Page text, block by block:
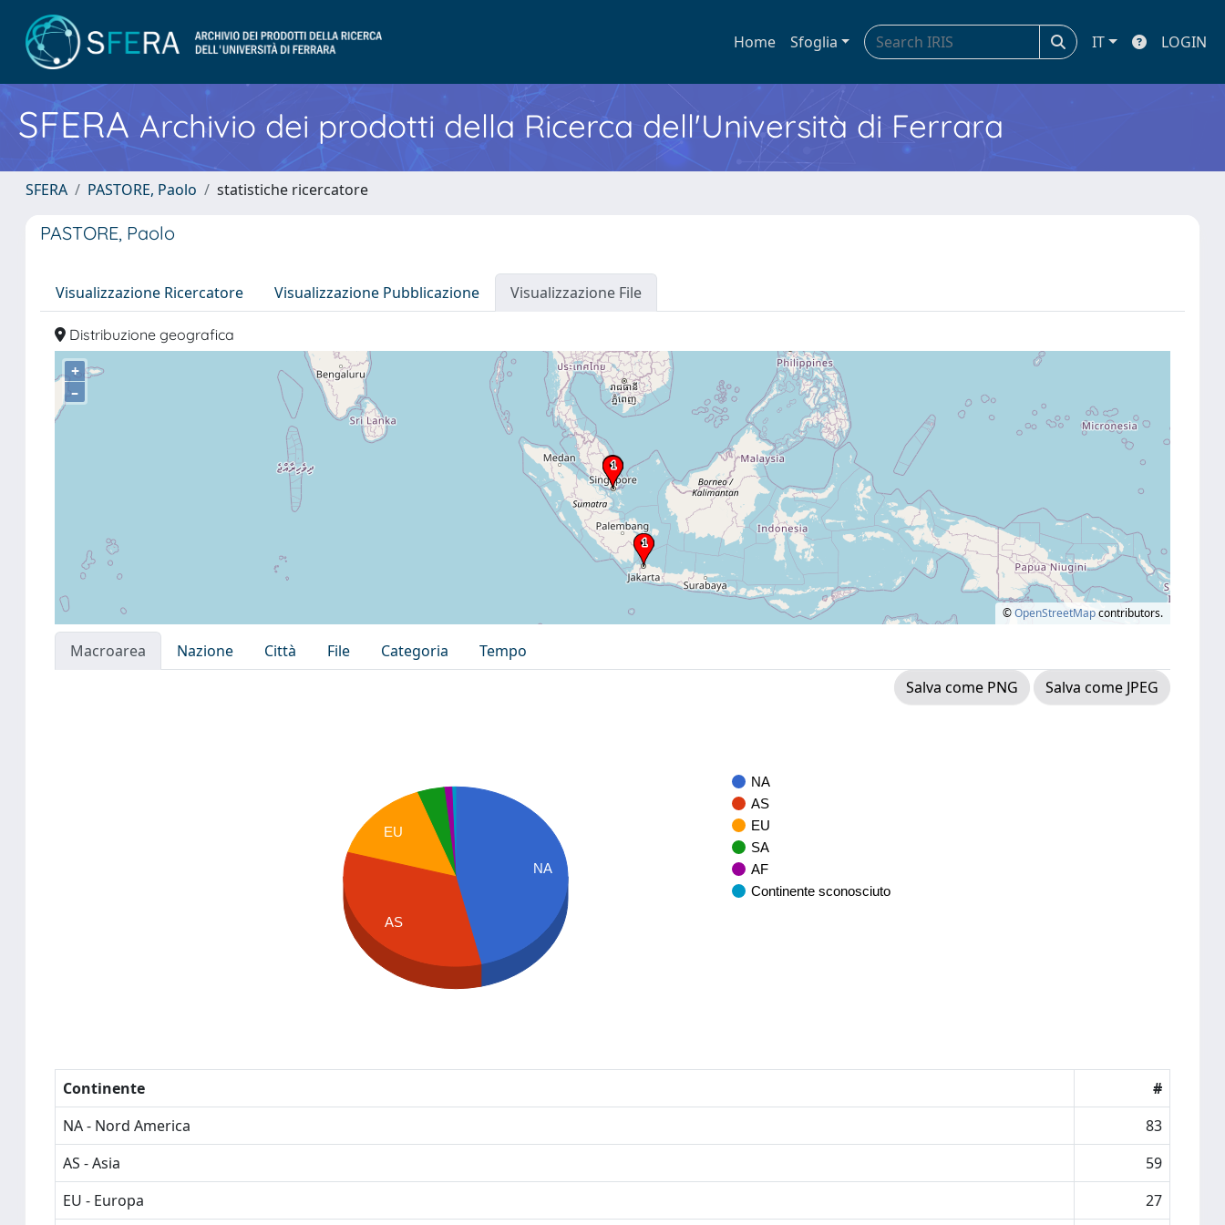
Home Sfoglia IT LOGIN
SFERA Archivio dei prodotti della Ricerca dell'Università di Ferrara
SFERA PASTORE, Paolo statistiche ricercatore
PASTORE, Paolo
Visualizzazione Ricercatore Visualizzazione Pubblicazione Visualizzazione File
Distribuzione geografica
+
–
©OpenStreetMapcontributors.
Macroarea Nazione Città File Categoria
Tempo
Salva come PNG
Salva come JPEG
NA
AS
EU
SA
AF
Continente sconosciuto
NA
EU
AS
Continente
#
NA - Nord America
83
AS - Asia
59
EU - Europa
27